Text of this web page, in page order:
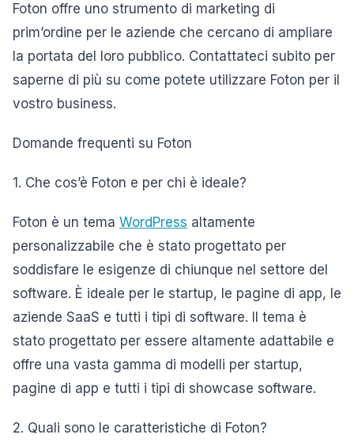
Foton offre uno strumento di marketing di
prim’ordine per le aziende che cercano di ampliare
la portata del loro pubblico. Contattateci subito per
saperne di più su come potete utilizzare Foton per il
vostro business.
Domande frequenti su Foton
1. Che cos’è Foton e per chi è ideale?
Foton è un tema WordPress altamente
personalizzabile che è stato progettato per
soddisfare le esigenze di chiunque nel settore del
software. È ideale per le startup, le pagine di app, le
aziende SaaS e tutti i tipi di software. Il tema è
stato progettato per essere altamente adattabile e
offre una vasta gamma di modelli per startup,
pagine di app e tutti i tipi di showcase software.
2. Quali sono le caratteristiche di Foton?